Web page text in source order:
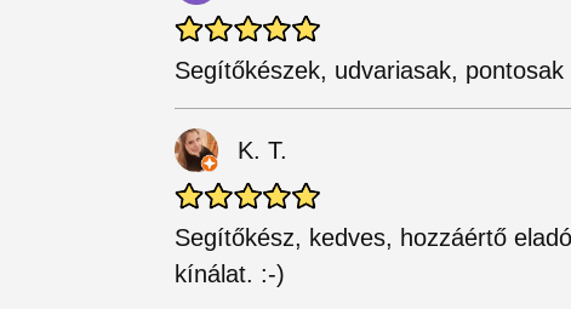
Segítőkészek, udvariasak,
K. T.
Segítőkész, kedves, hozzáértő
kínálat. :-)